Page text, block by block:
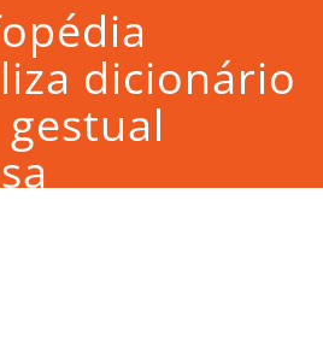
dicionário